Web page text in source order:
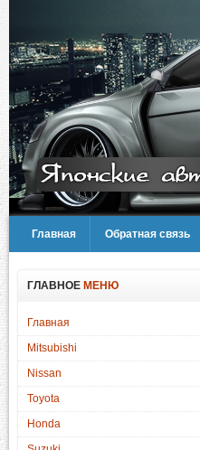
Главная Обратная связь
ГЛАВНОЕ МЕНЮ
Главная
Mitsubishi
Nissan
Toyota
Honda